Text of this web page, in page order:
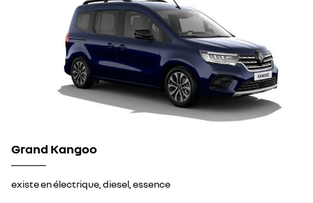
Grand Kangoo
existe en électrique, diesel, essence